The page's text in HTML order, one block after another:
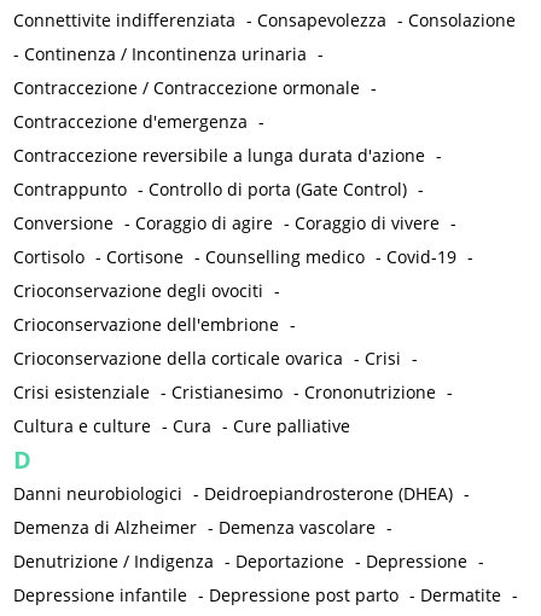
Connettivite indifferenziata -Consapevolezza -Consolazione
-Continenza / Incontinenza urinaria -
Contraccezione / Contraccezione ormonale -
Contraccezione d'emergenza -
Contraccezione reversibile a lunga durata d'azione -
Contrappunto -Controllo di porta (Gate Control) -
Conversione -Coraggio di agire -Coraggio di vivere -
Cortisolo -Cortisone -Counselling medico -Covid-19 -
Crioconservazione degli ovociti -
Crioconservazione dell'embrione -
Crioconservazione della corticale ovarica -Crisi -
Crisi esistenziale -Cristianesimo -Crononutrizione -
Cultura e culture -Cura -Cure palliative
D
Danni neurobiologici - Deidroepiandrosterone (DHEA) -
Demenza di Alzheimer - Demenza vascolare -
Denutrizione / Indigenza - Deportazione - Depressione -
Depressione infantile - Depressione post parto - Dermatite -